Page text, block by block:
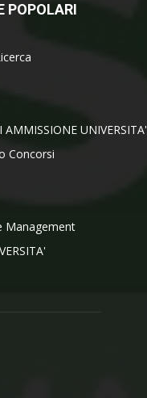
POPOLARI
AMMISSIONE UNIVERSITA'
Concorsi
Management